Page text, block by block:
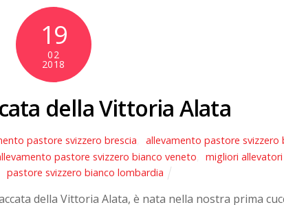
19
02
2018
della Vittoria Alata
pastore svizzero brescia allevamento pastore svizzero
pastore svizzero bianco veneto
migliori
pastore svizzero bianco lombardia
della Vittoria Alata, è nata nella nostra prima